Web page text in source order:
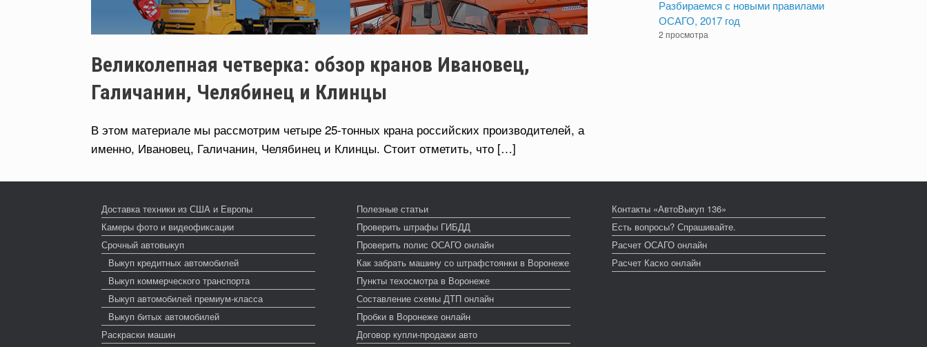
Великолепная четверка: обзор кранов Ивановец,
Галичанин, Челябинец и Клинцы
В этом материале мы рассмотрим четыре 25-тонных крана российских производителей, а
именно, Ивановец, Галичанин, Челябинец и Клинцы. Стоит отметить, что […]
Разбираемся с новыми правилами
ОСАГО, 2017 год
2 просмотра
Доставка техники из США и Европы
Камеры фото и видеофиксации
Срочный автовыкуп
Выкуп кредитных автомобилей
Выкуп коммерческого транспорта
Выкуп автомобилей премиум-класса
Выкуп битых автомобилей
Раскраски машин
Полезные статьи
Проверить штрафы ГИБДД
Проверить полис ОСАГО онлайн
Как забрать машину со штрафстоянки в Воронеже
Пункты техосмотра в Воронеже
Составление схемы ДТП онлайн
Пробки в Воронеже онлайн
Договор купли-продажи авто
Контакты «АвтоВыкуп 136»
Есть вопросы? Спрашивайте.
Расчет ОСАГО онлайн
Расчет Каско онлайн